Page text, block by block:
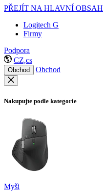
PŘEJÍT NA HLAVNÍ OBSAH
Logitech G
Firmy
Podpora
CZ,cs
Obchod Obchod
Nakupujte podle kategorie
Myši